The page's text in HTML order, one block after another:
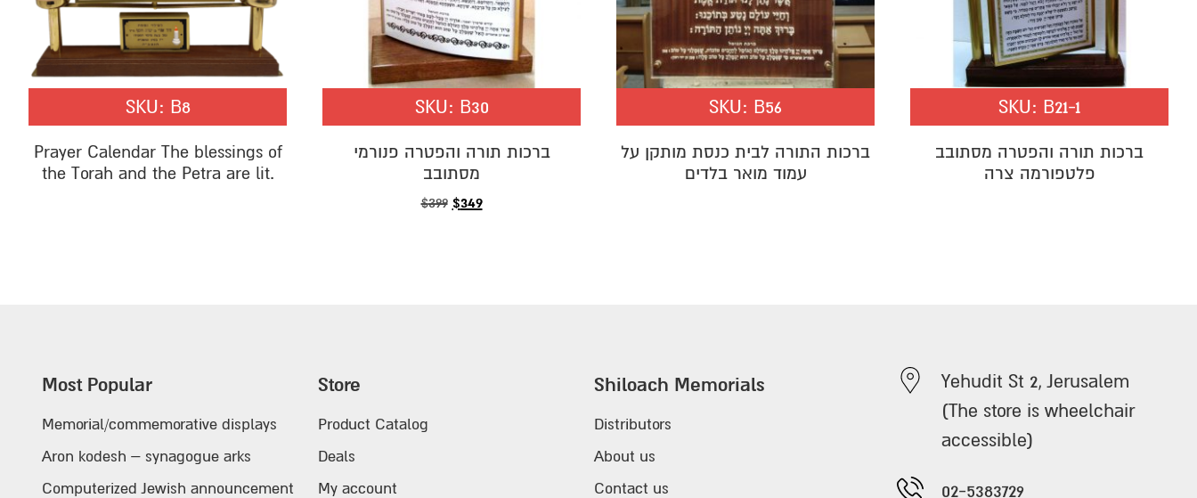
SKU: B8
Prayer Calendar The blessings of
the Torah and the Petra are lit.
SKU: B30
ברכות תורה והפטרה פנורמי
מסתובב
$399 Original
$349Current
SKU: B56
ברכות התורה לבית כנסת מותקן על
עמוד מואר בלדים
SKU: B21-1
ברכות תורה והפטרה מסתובב
פלטפורמה צרה
Most Popular
Memorial/commemorative displays
Aron kodesh – synagogue arks
Computerized Jewish announcement
Store
Product Catalog
Deals
My account
Shiloach Memorials
Distributors
About us
Contact us
Yehudit St 2, Jerusalem
(The store is wheelchair
accessible)
02-5383729